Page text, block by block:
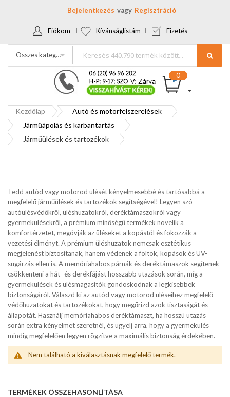
Bejelentkezés Regisztráció
Fiókom Kívánságlistám Fizetés
Összes kategória
Kezdőlap
Autó és motorfelszerelések
Járműápolás és karbantartás
Járműülések és tartozékok
Tedd autód vagy motorod ülését kényelmesebbé és tartósabbá a
megfelelő járműülések és tartozékok segítségével! Legyen szó
autóülésvédőkről, üléshuzatokról, deréktámaszokról vagy
gyermekülésekről, a prémium minőségű termékek növelik a
komfortérzetet, megóvják az üléseket a kopástól és fokozzák a
vezetési élményt. A prémium üléshuzatok nemcsak esztétikus
megjelenést biztosítanak, hanem védenek a foltok, kopások és UV-
sugárzás ellen is. A memóriahabos párnák és deréktámaszok segítenek
csökkenteni a hát- és derékfájást hosszabb utazások során, míg a
gyermekülések és ülésmagasítók gondoskodnak a legkisebbek
biztonságáról. Válaszd ki az autód vagy motorod üléseihez megfelelő
védőhuzatokat és tartozékokat, hogy megőrizd azok tisztaságát és
állapotát. Használj memóriahabos deréktámaszt, ha hosszú utazás
során extra kényelmet szeretnél, és ügyelj arra, hogy a gyermekülés
mindig megfelelően legyen rögzítve a maximális biztonság érdekében.
Nem található a kiválasztásnak megfelelő termék.
TERMÉKEK ÖSSZEHASONLÍTÁSA